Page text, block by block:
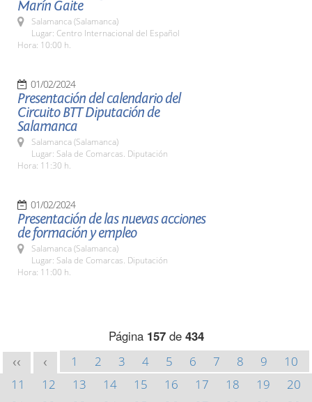
Marín Gaite
Salamanca (Salamanca)
Lugar: Centro Internacional del Español
Hora: 10:00 h.
01/02/2024
Presentación del calendario del
Circuito BTT Diputación de
Salamanca
Salamanca (Salamanca)
Lugar: Sala de Comarcas. Diputación
Hora: 11:30 h.
01/02/2024
Presentación de las nuevas acciones
de formación y empleo
Salamanca (Salamanca)
Lugar: Sala de Comarcas. Diputación
Hora: 11:00 h.
Página 157de 434
<< < 1 2 3 4 5 6 7 8 9
10
11
12 13 14 15 16 17 18 19
20